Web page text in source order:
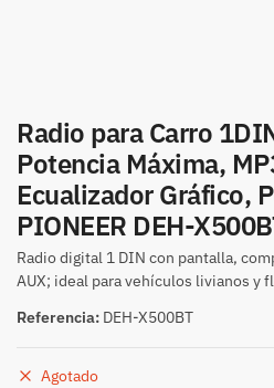
Radio para Carro
Potencia Máxima,
Ecualizador Gráfico,
PIONEER DEH-
Radio digital 1 DIN con pantalla,
AUX; ideal para vehículos livianos y
Referencia: DEH-X500BT
Agotado